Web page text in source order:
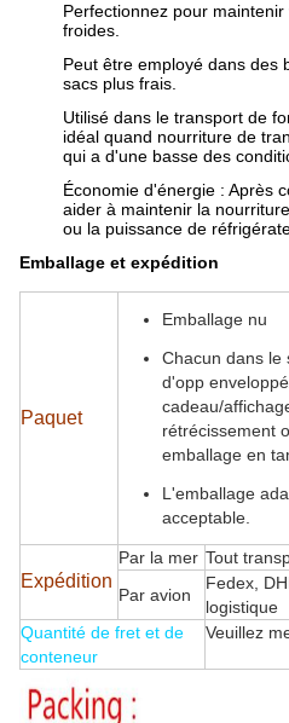
Perfectionnez pour
froides.
Peut être employé dans des
sacs plus frais.
Utilisé dans le transport de
idéal quand nourriture de
qui a d'une basse des
Économie d'énergie : Après
aider à maintenir la
ou la puissance de
Emballage et expédition
Paquet
Emballage nu
Chacun dans le
d'opp
cadeau/
rétrécissement
emballage en
L'emballage
acceptable.
Expédition
Par la mer Tout
Par avion
Fedex,
logistique
Quantité de fret et de
conteneur
Veuillez